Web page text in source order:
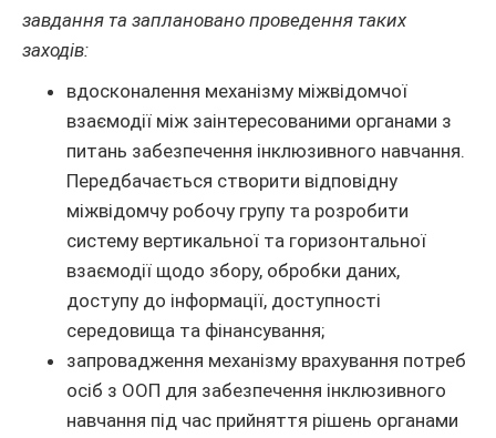
завдання та заплановано проведення таких
заходів:
вдосконалення механізму міжвідомчої
взаємодії між заінтересованими органами з
питань забезпечення інклюзивного навчання.
Передбачається створити відповідну
міжвідомчу робочу групу та розробити
систему вертикальної та горизонтальної
взаємодії щодо збору, обробки даних,
доступу до інформації, доступності
середовища та фінансування;
запровадження механізму врахування потреб
осіб з ООП для забезпечення інклюзивного
навчання під час прийняття рішень органами